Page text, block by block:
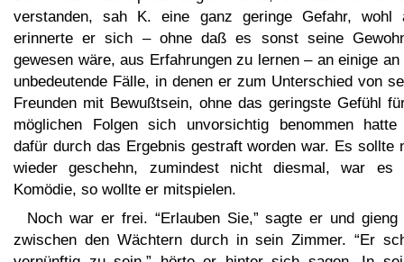
verstanden, sah K. eine ganz geringe Gefahr, wohl
erinnerte er sich – ohne daß es sonst seine
gewesen wäre, aus Erfahrungen zu lernen – an einige an
unbedeutende Fälle, in denen er zum Unterschied von
Freunden mit Bewußtsein, ohne das geringste Gefühl
möglichen Folgen sich unvorsichtig benommen hatte
dafür durch das Ergebnis gestraft worden war. Es sollte
wieder geschehn, zumindest nicht diesmal, war es
Komödie, so wollte er mitspielen.
Noch war er frei. “Erlauben Sie,” sagte er und gieng
zwischen den Wächtern durch in sein Zimmer. “Er